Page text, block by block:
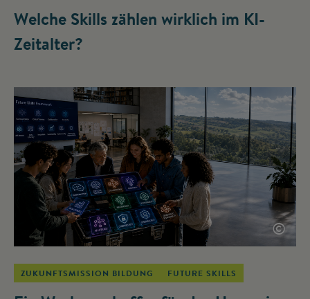
Welche Skills zählen wirklich im KI-
Zeitalter?
©
ZUKUNFTSMISSION BILDUNG FUTURE SKILLS